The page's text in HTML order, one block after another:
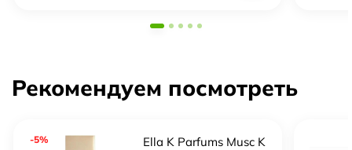
Рекомендуем посмотреть
-5% Ella K Parfums Musc K